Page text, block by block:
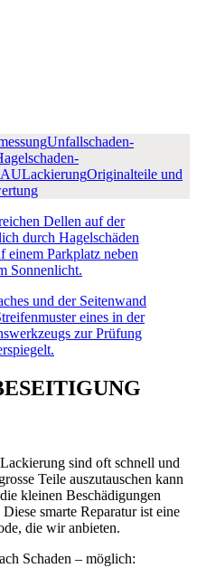
Unfallschaden-
LackierungOriginalteile und
sind oft schnell und
Teile auszutauschen kann
kleinen Beschädigungen
smarte Reparatur ist eine
die wir anbieten.
Schaden – möglich: